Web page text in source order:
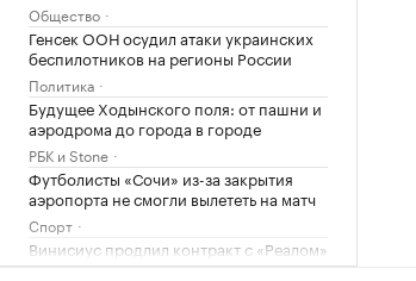
Общество
Генсек ООН осудил атаки украинских
беспилотников на регионы России
Политика
Будущее Ходынского поля: от пашни и
аэродрома до города в городе
РБК и Stone
Футболисты «Сочи» из-за закрытия
аэропорта не смогли вылететь на матч
Спорт
Винисиус продлил контракт с «Реалом»
на фоне слухов об уходе в «Арсенал»